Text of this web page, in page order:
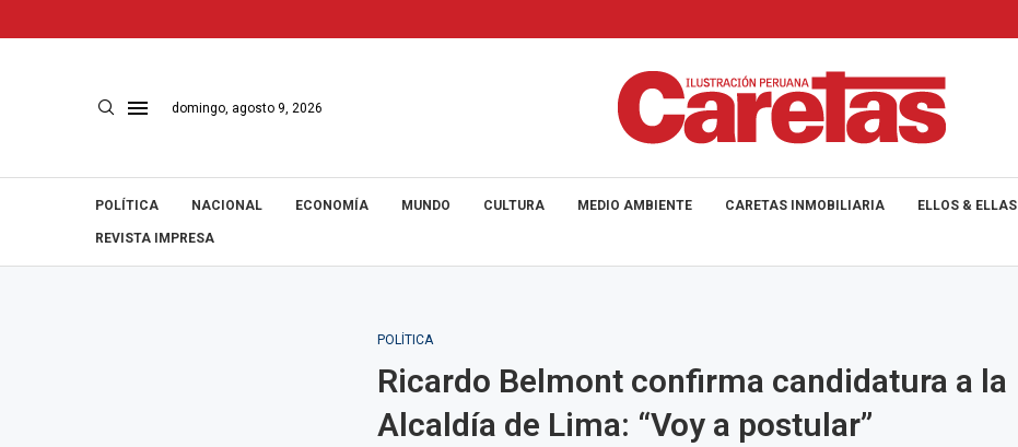
domingo, agosto 9, 2026
POLÍTICA NACIONAL ECONOMÍA MUNDO CULTURA MEDIO AMBIENTE CARETAS INMOBILIARIA ELLOS & ELLAS
REVISTA IMPRESA
POLÍTICA
Ricardo Belmont confirma candidatura a la
Alcaldía de Lima: “Voy a postular”